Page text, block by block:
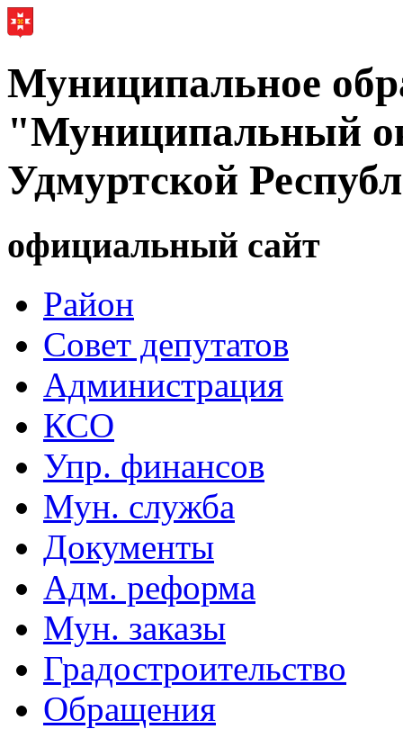
Муниципальное
"Муниципальный
Удмуртской
официальный сайт
Район
Совет депутатов
Администрация
КСО
Упр. финансов
Мун. служба
Документы
Адм. реформа
Мун. заказы
Градостроительство
Обращения